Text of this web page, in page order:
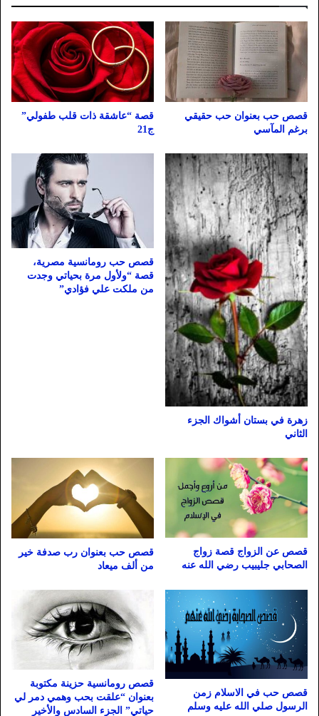
قصص حب بعنوان حب حقيقي
برغم المآسي
قصة “عاشقة ذات قلب طفولي”
ج21
زهرة في بستان أشواك الجزء
الثاني
قصص حب رومانسية مصرية،
قصة “ولأول مرة بحياتي وجدت
من ملكت علي فؤادي”
قصص عن الزواج قصة زواج
الصحابي جليبيب رضي الله عنه
قصص حب بعنوان رب صدفة خير
من ألف ميعاد
قصص حب في الاسلام زمن
الرسول صلي الله عليه وسلم
قصص رومانسية حزينة مكتوبة
بعنوان “علقت بحب وهمي دمر لي
حياتي” الجزء السادس والأخير